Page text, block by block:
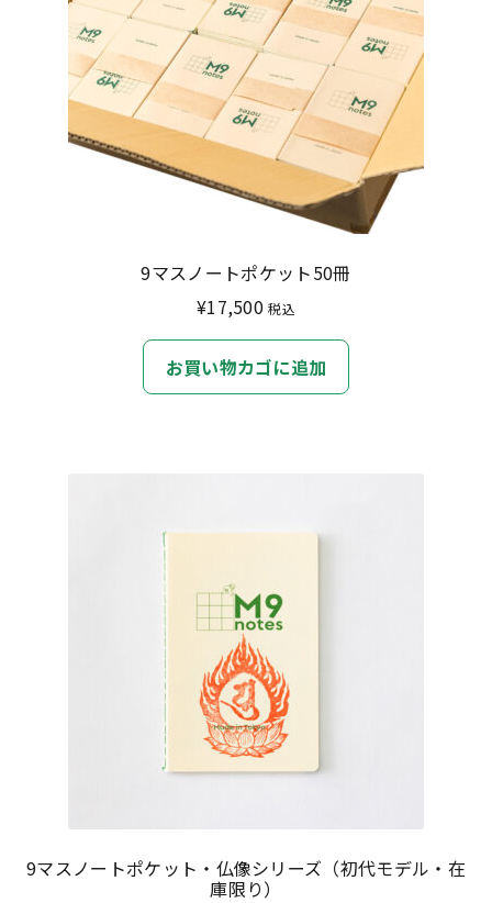
9マスノートポケット50冊
¥17,500 税込
お買い物カゴに追加
9マスノートポケット・仏像シリーズ（初代モデル・在
庫限り）